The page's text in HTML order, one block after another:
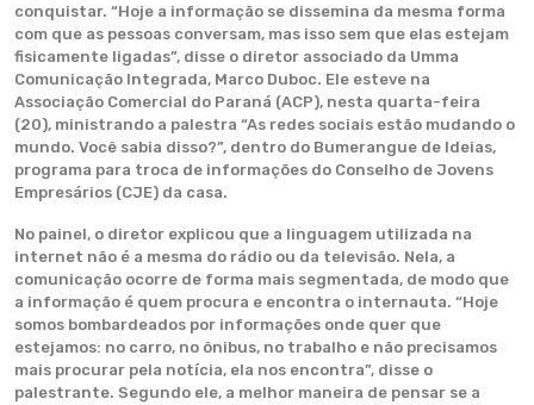
conquistar. “Hoje a informação se dissemina da mesma forma
com que as pessoas conversam, mas isso sem que elas estejam
fisicamente ligadas”, disse o diretor associado da Umma
Comunicação Integrada, Marco Duboc. Ele esteve na
Associação Comercial do Paraná (ACP), nesta quarta-feira
(20), ministrando a palestra “As redes sociais estão mudando o
mundo. Você sabia disso?”, dentro do Bumerangue de Ideias,
programa para troca de informações do Conselho de Jovens
Empresários (CJE) da casa.
No painel, o diretor explicou que a linguagem utilizada na
internet não é a mesma do rádio ou da televisão. Nela, a
comunicação ocorre de forma mais segmentada, de modo que
a informação é quem procura e encontra o internauta. “Hoje
somos bombardeados por informações onde quer que
estejamos: no carro, no ônibus, no trabalho e não precisamos
mais procurar pela notícia, ela nos encontra”, disse o
palestrante. Segundo ele, a melhor maneira de pensar se a